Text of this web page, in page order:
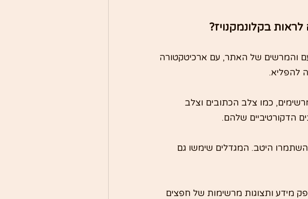
בקלונמקנויז?
והמרשים של האתר, עם ארכיטקטורה
להפליא.
כמו צלב הכתובים וצלב
הדקורטיביים שלהם.
היטב. המגדלים שימשו גם
מידע ותצוגות מרשימות של חפצים